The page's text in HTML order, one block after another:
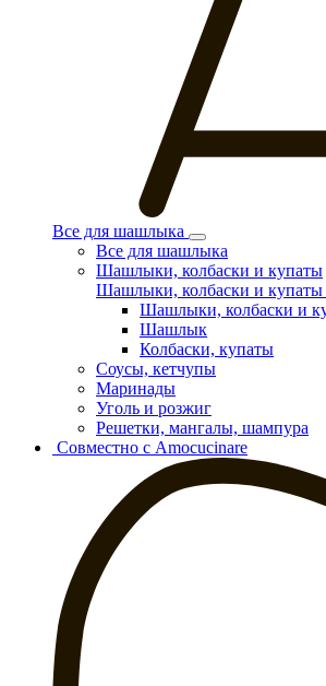
Все для шашлыка
Все для шашлыка
Шашлыки, колбаски и купаты
Шашлыки, колбаски и купаты
Шашлыки, колбаски и
Шашлык
Колбаски, купаты
Соусы, кетчупы
Маринады
Уголь и розжиг
Решетки, мангалы, шампура
Совместно с Amocucinare